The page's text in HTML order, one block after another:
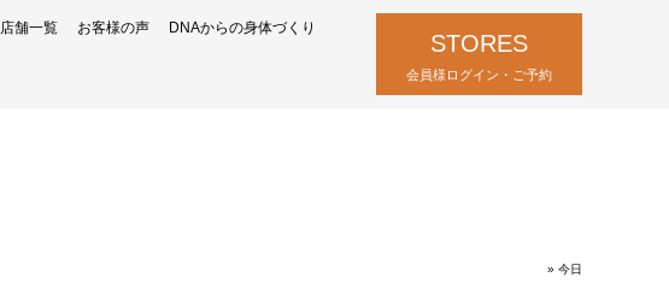
店舗一覧 お客様の声 DNAからの身体づくり
STORES
会員様ログイン・ご予約
» 今日